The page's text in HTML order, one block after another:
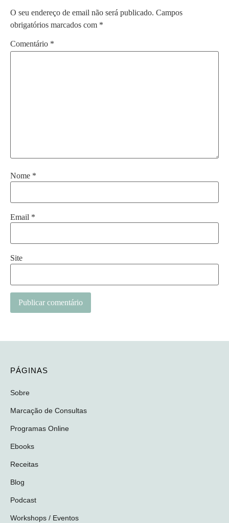
O seu endereço de email não será publicado. Campos
obrigatórios marcados com *
Comentário *
Nome *
Email *
Site
PÁGINAS
Sobre
Marcação de Consultas
Programas Online
Ebooks
Receitas
Blog
Podcast
Workshops / Eventos